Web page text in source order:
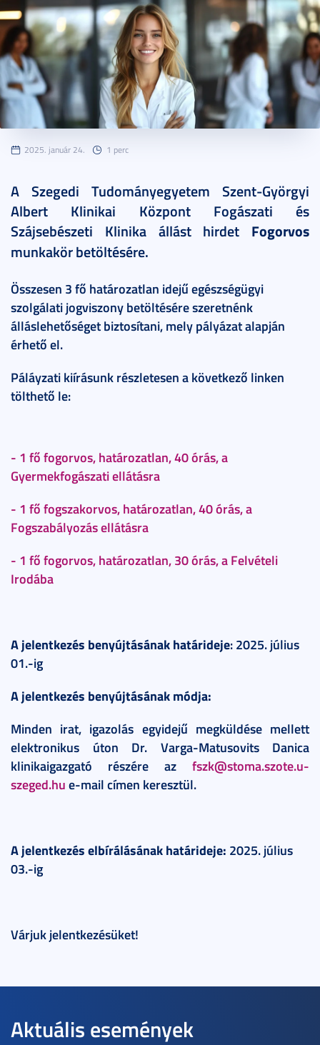
2025. január 24. 1 perc
A Szegedi Tudományegyetem Szent-Györgyi
Albert Klinikai Központ Fogászati és
Szájsebészeti Klinika állást hirdet Fogorvos
munkakör betöltésére.
Összesen 3 fő határozatlan idejű egészségügyi
szolgálati jogviszony betöltésére szeretnénk
álláslehetőséget biztosítani, mely pályázat alapján
érhető el.
Páláyzati kiírásunk részletesen a következő linken
tölthető le:
- 1 fő fogorvos, határozatlan, 40 órás, a
Gyermekfogászati ellátásra
- 1 fő fogszakorvos, határozatlan, 40 órás, a
Fogszabályozás ellátásra
- 1 fő fogorvos, határozatlan, 30 órás, a Felvételi
Irodába
A jelentkezés benyújtásának határideje: 2025. július
01.-ig
A jelentkezés benyújtásának módja:
Minden irat, igazolás egyidejű megküldése mellett
elektronikus úton Dr. Varga-Matusovits Danica
klinikaigazgató részére az fszk@stoma.szote.u-
szeged.hue-mail címen keresztül.
A jelentkezés elbírálásának határideje: 2025. július
03.-ig
Várjuk jelentkezésüket!
Aktuális események